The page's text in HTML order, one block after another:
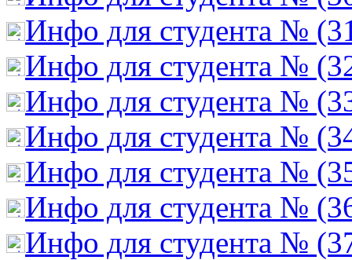
Инфо для студента №
Инфо для студента №
Инфо для студента №
Инфо для студента №
Инфо для студента №
Инфо для студента №
Инфо для студента №